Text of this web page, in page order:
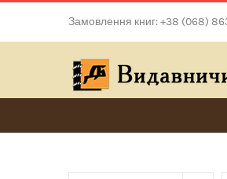
Замовлення книг: +38 (068)